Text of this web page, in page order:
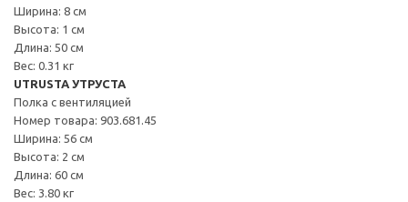
Ширина: 8 см
Высота: 1 см
Длина: 50 см
Вес: 0.31 кг
UTRUSTA УТРУСТА
Полка с вентиляцией
Номер товара: 903.681.45
Ширина: 56 см
Высота: 2 см
Длина: 60 см
Вес: 3.80 кг